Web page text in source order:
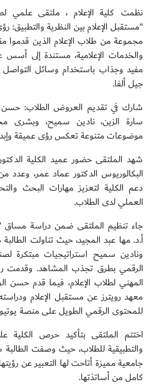
نظمت كلية الإعلام ، ملتقى علمي
"مستقبل الإعلام بين النظرية والتطبيق:
مجموعة من طلاب الإعلام الذين قدموا
والخدمات الإعلامية، مستندة إلى
مفيد وجذاب باستخدام وسائل التواصل
جيل ألفا.
شارك في تقديم العروض الطلاب: حسن
سارة الزين، نادين سميح، وبشرى
موضوعات متنوعة تعكس رؤى عميقة
شهد الملتقى حضور عميد الكلية
البكالوريوس الدكتور عماد عمر، وعدد
دعم الكلية لتعزيز مهارات البحث
العملي لدى الطلاب.
جاء تنظيم الملتقى ضمن دراسة
أ.د. مها عبد المجيد، حيث تناولت
ونادين سميح استراتيجيات مبتكرة
الرقمي بطرق تجذب المشاهد. وقدمت
المهني لطلاب الإعلام، فيما قدم حسن
معهد رويترز عن مستقبل الإعلام
للمحتوى الرقمي الطويل على منصة
اختتم الملتقى بتأكيد حرص الكلية
والتطبيقية للطلاب، حيث وصفت الطالبة
جامعية مميزة أتاحت لها التعبير عن
كامل من أساتذتها.